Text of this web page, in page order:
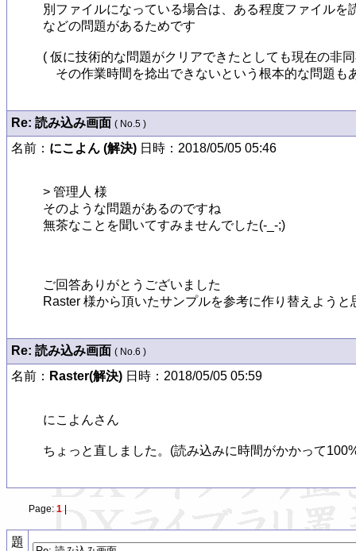
別ファイルになっている場合は、ある程度ファイル
などの問題があるためです
( 仮に技術的な問題がクリアできたとしても現在の非
その作業時間を捻出できないという根本的な問題も
Re: 読み込み画面 ( No.5 )
名前： にこよん (解決) 日時：2018/05/05 05:46
> 管理人 様
そのような問題があるのですね
無茶なことを聞いてすみませんでした(-_-;)
ご回答ありがとうございました
Raster 様から頂いたサンプルを参考に作り替えようと
Re: 読み込み画面 ( No.6 )
名前： Raster(解決) 日時：2018/05/05 05:59
にこよんさん
ちょっと直しました。(読み込みに時間がかかって
Page: 1|
題